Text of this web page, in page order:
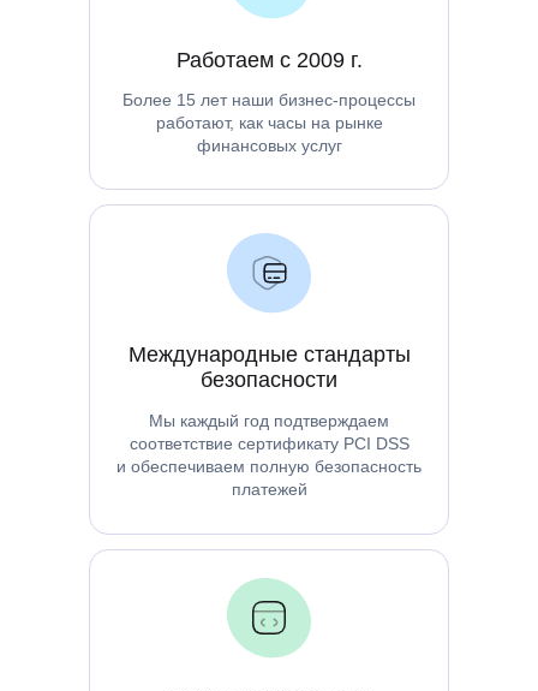
Работаем с 2009 г.
Более 15 лет наши бизнес-процессы
работают, как часы на рынке
финансовых услуг
Международные стандарты
безопасности
Мы каждый год подтверждаем
соответствие сертификату PCI DSS
и обеспечиваем полную безопасность
платежей